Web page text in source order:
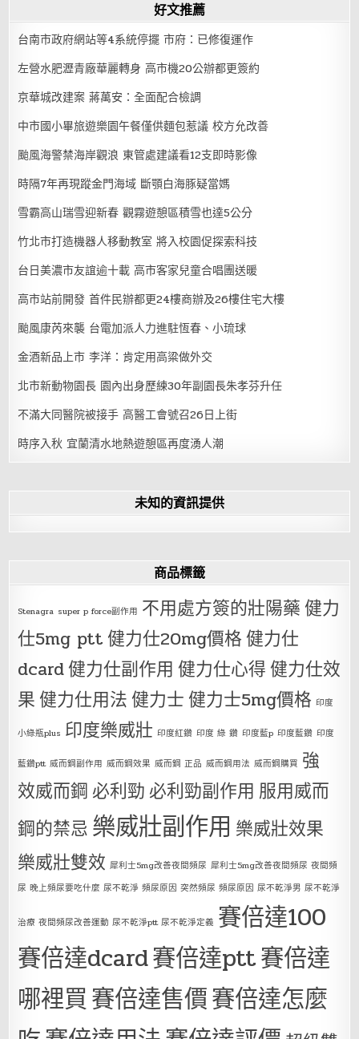
好文推薦
台南市政府網站等4系統停擺 市府：已修復運作
左營水肥瀝青廠華麗轉身 高市機20公辦都更簽約
京華城改建案 蔣萬安：全面配合檢調
中市國小畢旅遊樂園午餐僅供麵包惹議 校方允改善
颱風海警禁海岸觀浪 東管處建議看12支即時影像
時隔7年再現蹤金門海域 斷顎白海豚疑當媽
雪霸高山瑞雪迎新春 觀霧遊憩區積雪也達5公分
竹北市打造機器人移動教室 將入校園促探索科技
台日美濃市友誼逾十載 高市客家兒童合唱團送暖
高市站前開發 首件民辦都更24樓商辦及26樓住宅大樓
颱風康芮來襲 台電加派人力進駐恆春、小琉球
金酒新品上市 李洋：肯定用高粱做外交
北市新動物園長 園內出身歷練30年副園長朱孝芬升任
不滿大同醫院被接手 高醫工會號召26日上街
時序入秋 宜蘭清水地熱遊憩區再度湧人潮
未知的資訊提供
商品標籤
Stenagra super p force副作用 不用處方簽的壯陽藥健力
仕5mg ptt健力仕20mg價格健力仕
dcard健力仕副作用 健力仕心得健力仕效
果健力仕用法健力士健力士5mg價格 印度
小綠瓶plus 印度樂威壯 印度紅鑽 印度 綠 鑽 印度藍p 印度藍鑽 印度
藍鑽ptt 威而鋼副作用 威而鋼效果 威而鋼 正品 威而鋼用法 威而鋼購買 強
效威而鋼 必利勁 必利勁副作用 服用威而
鋼的禁忌 樂威壯副作用 樂威壯效果
樂威壯雙效 犀利士5mg改善夜間頻尿 犀利士5mg改善夜間頻尿 夜間頻
尿 晚上頻尿要吃什麼 尿不乾淨 頻尿原因 突然頻尿 頻尿原因 尿不乾淨男 尿不乾淨
治療 夜間頻尿改善運動 尿不乾淨ptt 尿不乾淨定義 賽倍達100
賽倍達dcard賽倍達ptt賽倍達
哪裡買賽倍達售價賽倍達怎麼